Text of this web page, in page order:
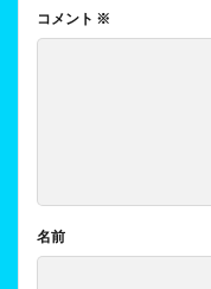
コメント ※
名前